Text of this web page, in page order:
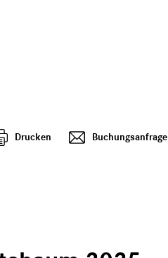
Buchungsanfrage
Drucken